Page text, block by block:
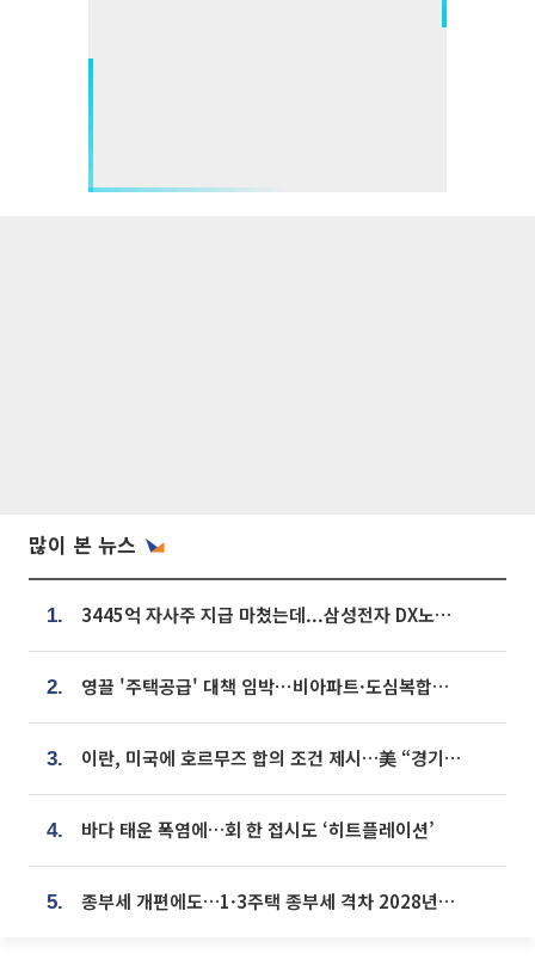
많이 본 뉴스
1. 3445억 자사주 지급 마쳤는데...삼성전자 DX노조, 뒤늦은 '떼쓰기 집회'
2. 영끌 '주택공급' 대책 임박⋯비아파트·도심복합까지 총동원
3. 이란, 미국에 호르무즈 합의 조건 제시…美 “경기 아직 안 끝나” [종합]
4. 바다 태운 폭염에…회 한 접시도 ‘히트플레이션’
5. 종부세 개편에도…1·3주택 종부세 격차 2028년부터 확대